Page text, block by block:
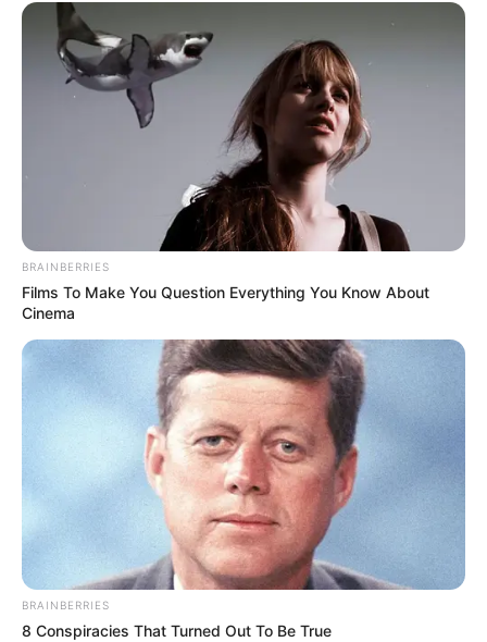
LIHAT ARTIKEL LAINNYA
Red Velvet
BRAINBERRIES
Films To Make You Question Everything You Know About
Cinema
BRAINBERRIES
8 Conspiracies That Turned Out To Be True